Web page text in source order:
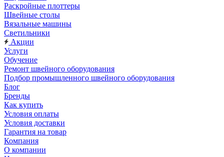
Раскройные плоттеры
Швейные столы
Вязальные машины
Светильники
Акции
Услуги
Обучение
Ремонт швейного оборудования
Подбор промышленного швейного оборудования
Блог
Бренды
Как купить
Условия оплаты
Условия доставки
Гарантия на товар
Компания
О компании